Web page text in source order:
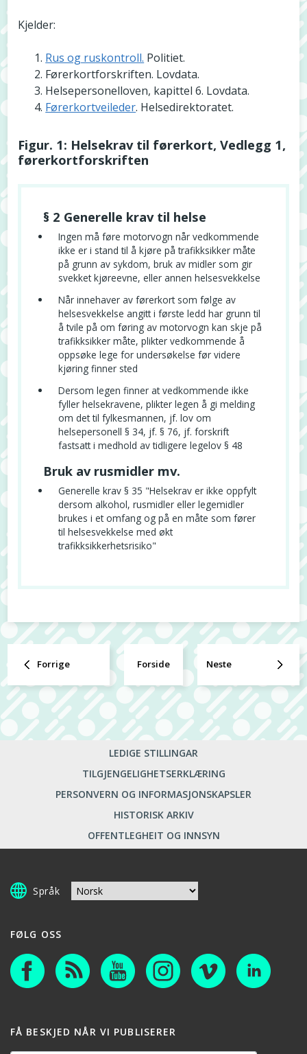
Kjelder:
Rus og ruskontroll. Politiet.
Førerkortforskriften. Lovdata.
Helsepersonelloven, kapittel 6. Lovdata.
Førerkortveileder. Helsedirektoratet.
Figur. 1: Helsekrav til førerkort, Vedlegg 1,
førerkortforskriften
§ 2 Generelle krav til helse
Ingen må føre motorvogn når vedkommende
ikke er i stand til å kjøre på trafikksikker måte
på grunn av sykdom, bruk av midler som gir
svekket kjøreevne, eller annen helsesvekkelse
Når innehaver av førerkort som følge av
helsesvekkelse angitt i første ledd har grunn til
å tvile på om føring av motorvogn kan skje på
trafikksikker måte, plikter vedkommende å
oppsøke lege for undersøkelse før videre
kjøring finner sted
Dersom legen finner at vedkommende ikke
fyller helsekravene, plikter legen å gi melding
om det til fylkesmannen, jf. lov om
helsepersonell § 34, jf. § 76, jf. forskrift
fastsatt i medhold av tidligere legelov § 48
Bruk av rusmidler mv.
Generelle krav § 35 "Helsekrav er ikke oppfylt
dersom alkohol, rusmidler eller legemidler
brukes i et omfang og på en måte som fører
til helsesvekkelse med økt
trafikksikkerhetsrisiko"
Forrige Forside Neste
LEDIGE STILLINGAR
TILGJENGELIGHETSERKLÆRING
PERSONVERN OG INFORMASJONSKAPSLER
HISTORISK ARKIV
OFFENTLEGHEIT OG INNSYN
Språk
FØLG OSS
FÅ BESKJED NÅR VI PUBLISERER